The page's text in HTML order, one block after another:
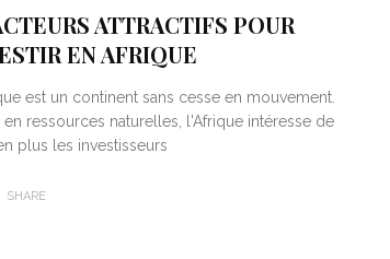
ATTRACTIFS POUR
EN AFRIQUE
est un continent sans cesse en mouvement.
en ressources naturelles, l'Afrique intéresse de
plus les investisseurs
SHARE